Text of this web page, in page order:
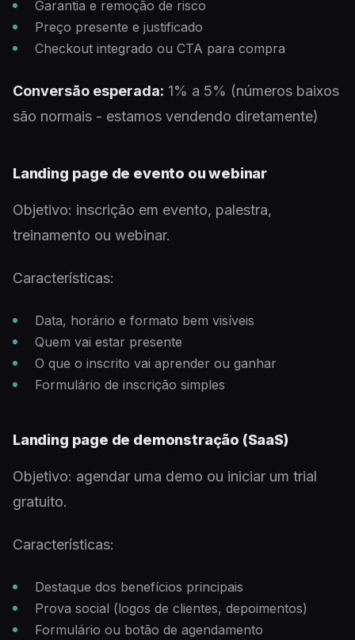
Garantia e remoção de risco
Preço presente e justificado
Checkout integrado ou CTA para compra
Conversão esperada: 1% a 5% (números baixos
são normais - estamos vendendo diretamente)
Landing page de evento ou webinar
Objetivo: inscrição em evento, palestra,
treinamento ou webinar.
Características:
Data, horário e formato bem visíveis
Quem vai estar presente
O que o inscrito vai aprender ou ganhar
Formulário de inscrição simples
Landing page de demonstração (SaaS)
Objetivo: agendar uma demo ou iniciar um trial
gratuito.
Características:
Destaque dos benefícios principais
Prova social (logos de clientes, depoimentos)
Formulário ou botão de agendamento